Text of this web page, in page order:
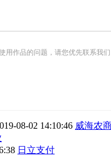
品的问题，请您优先联系我们
08-02 14:10:46 威海农
日立支付